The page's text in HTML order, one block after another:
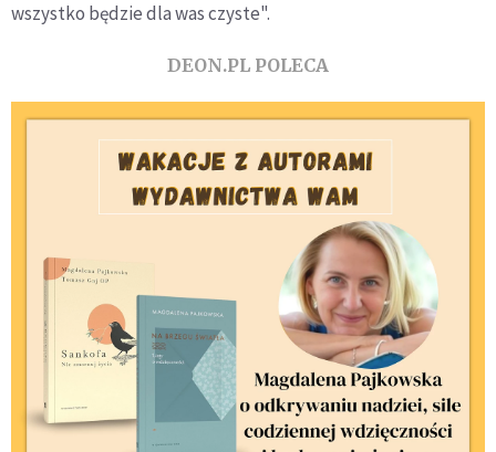
wszystko będzie dla was czyste".
DEON.PL POLECA